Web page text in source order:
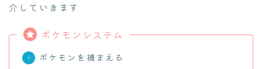
介していきます
ポケモンシステム
ポケモンを捕まえる